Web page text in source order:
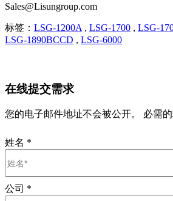
Sales@Lisungroup.com
标签： LSG-1200A , LSG-1700 , LSG-
LSG-1890BCCD , LSG-6000
在线提交需求
您的电子邮件地址不会被公开。 必需
姓名 *
公司 *